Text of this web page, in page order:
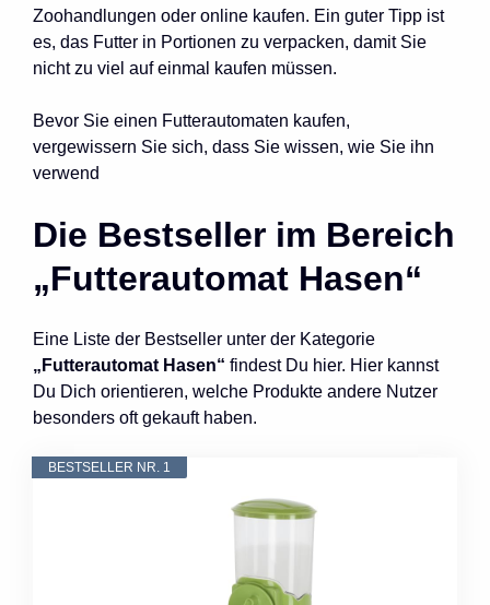
Zoohandlungen oder online kaufen. Ein guter Tipp ist
es, das Futter in Portionen zu verpacken, damit Sie
nicht zu viel auf einmal kaufen müssen.
Bevor Sie einen Futterautomaten kaufen,
vergewissern Sie sich, dass Sie wissen, wie Sie ihn
verwend
Die Bestseller im Bereich
„Futterautomat Hasen“
Eine Liste der Bestseller unter der Kategorie
„Futterautomat Hasen“ findest Du hier. Hier kannst
Du Dich orientieren, welche Produkte andere Nutzer
besonders oft gekauft haben.
BESTSELLER NR. 1